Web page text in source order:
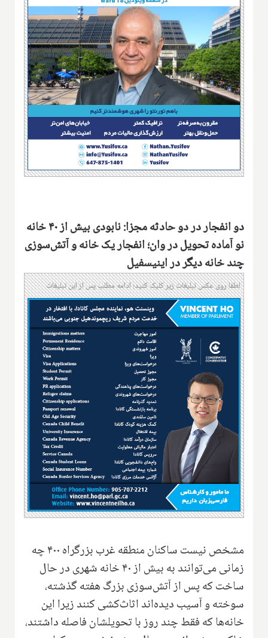
دو انفجار در دو حادثه مجزا: نابودی بیش از ۴۰ خانه
نو آماده تحویل در وان؛ انفجار یک خانه و آتش‌سوزی
چند خانه دیگر در اینیسفیل
لطفا روی عکس تبلیغات زیر کلیک کنید؛ ادامه مطلب پس از این تبلیغات
مشخص نیست ساکنان منطقه غرب بزرگراه ۴۰۰ چه
زمانی می‌توانند به بیش از ۴۰ خانه شهری در حال
ساخت که پس از آتش‌سوزی بزرگ هفته گذشته،
سوخته و آسیب دیده‌اند اثاث‌کشی کنند زیرا این
خانه‌ها که فقط چند روز با تحویلشان فاصله داشتند،